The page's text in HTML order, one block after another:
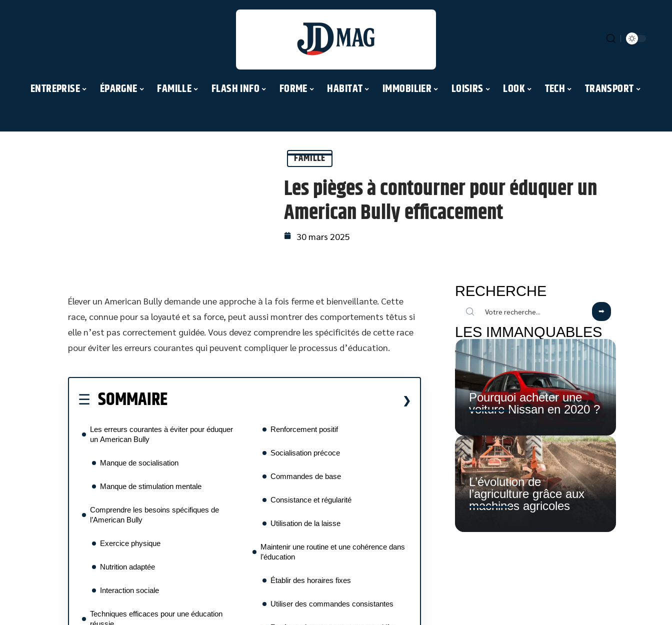
ENTREPRISE ÉPARGNE FAMILLE FLASH INFO FORME HABITAT IMMOBILIER LOISIRS LOOK TECH TRANSPORT
FAMILLE
Les pièges à contourner pour éduquer un
American Bully efficacement
30 mars 2025
Élever un American Bully demande une approche à la fois ferme et bienveillante. Cette
race, connue pour sa loyauté et sa force, peut aussi montrer des comportements têtus si
elle n’est pas correctement guidée. Vous devez comprendre les spécificités de cette race
pour éviter les erreurs courantes qui peuvent compliquer le processus d’éducation.
SOMMAIRE
Les erreurs courantes à éviter pour éduquer
un American Bully
Manque de socialisation
Manque de stimulation mentale
Comprendre les besoins spécifiques de
l’American Bully
Exercice physique
Nutrition adaptée
Interaction sociale
Techniques efficaces pour une éducation
Renforcement positif
Socialisation précoce
Commandes de base
Consistance et régularité
Utilisation de la laisse
Maintenir une routine et une cohérence dans
l’éducation
Établir des horaires fixes
Utiliser des commandes consistantes
RECHERCHE
LES IMMANQUABLES
Pourquoi acheter une
voiture Nissan en 2020 ?
L’évolution de
l’agriculture grâce aux
machines agricoles